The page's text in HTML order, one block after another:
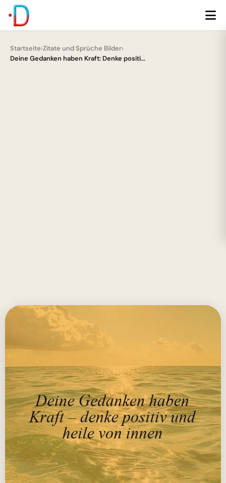
Startseite›Zitate und Sprüche Bilder›
Deine Gedanken haben Kraft: Denke positi...